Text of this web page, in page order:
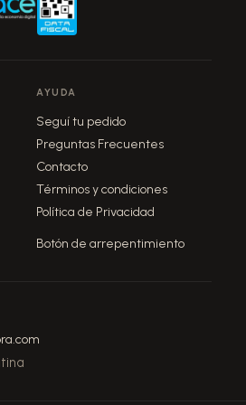
AYUDA
Seguí tu pedido
Preguntas Frecuentes
Contacto
Términos y condiciones
Política de Privacidad
Botón de arrepentimiento